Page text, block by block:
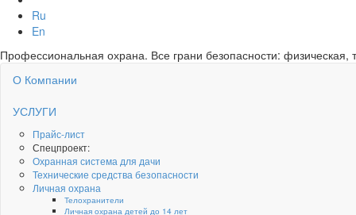
Ru
En
Профессиональная охрана. Все грани безопасности: физическая,
О Компании
УСЛУГИ
Прайс-лист
Спецпроект:
Охранная система для дачи
Технические средства безопасности
Личная охрана
Телохранители
Личная охрана детей до 14 лет